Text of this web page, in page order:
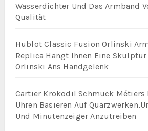
Wasserdichter Und Das Armband
Qualität
Hublot Classic Fusion Orlinski
Replica Hängt Ihnen Eine Skulptur
Orlinski Ans Handgelenk
Cartier Krokodil Schmuck Métiers
Uhren Basieren Auf
Und Minutenzeiger Anzutreiben